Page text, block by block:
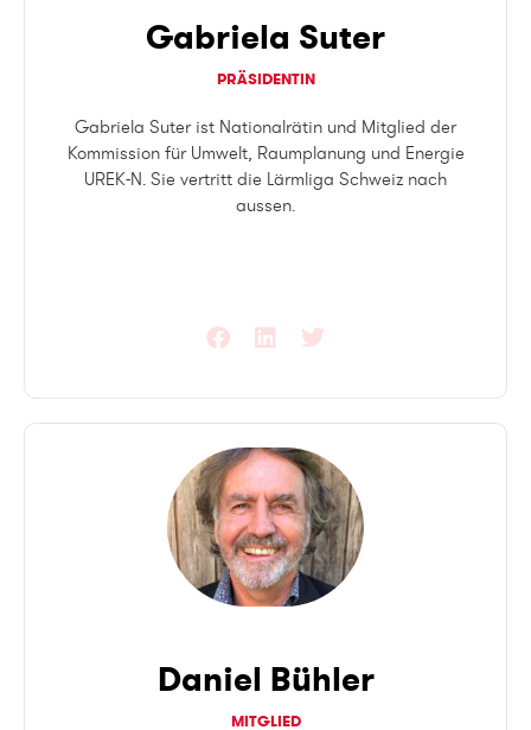
Gabriela Suter
PRÄSIDENTIN
Gabriela Suter ist Nationalrätin und Mitglied der
Kommission für Umwelt, Raumplanung und Energie
UREK-N. Sie vertritt die Lärmliga Schweiz nach
aussen.
Daniel Bühler
MITGLIED